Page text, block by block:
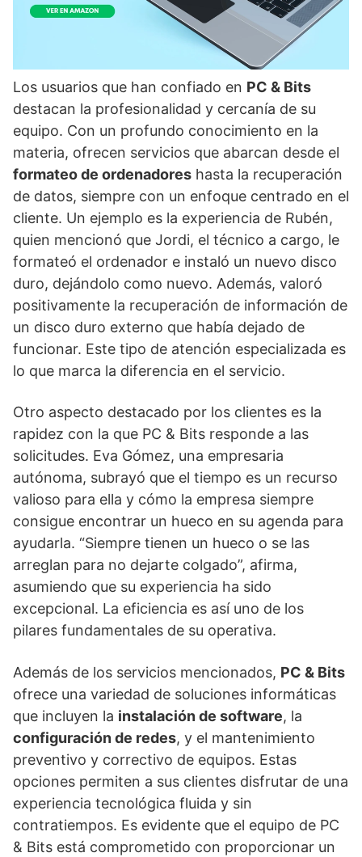
Los usuarios que han confiado en PC & Bits
destacan la profesionalidad y cercanía de su
equipo. Con un profundo conocimiento en la
materia, ofrecen servicios que abarcan desde el
formateo de ordenadores hasta la recuperación
de datos, siempre con un enfoque centrado en el
cliente. Un ejemplo es la experiencia de Rubén,
quien mencionó que Jordi, el técnico a cargo, le
formateó el ordenador e instaló un nuevo disco
duro, dejándolo como nuevo. Además, valoró
positivamente la recuperación de información de
un disco duro externo que había dejado de
funcionar. Este tipo de atención especializada es
lo que marca la diferencia en el servicio.
Otro aspecto destacado por los clientes es la
rapidez con la que PC & Bits responde a las
solicitudes. Eva Gómez, una empresaria
autónoma, subrayó que el tiempo es un recurso
valioso para ella y cómo la empresa siempre
consigue encontrar un hueco en su agenda para
ayudarla. “Siempre tienen un hueco o se las
arreglan para no dejarte colgado”, afirma,
asumiendo que su experiencia ha sido
excepcional. La eficiencia es así uno de los
pilares fundamentales de su operativa.
Además de los servicios mencionados, PC & Bits
ofrece una variedad de soluciones informáticas
que incluyen la instalación de software, la
configuración de redes, y el mantenimiento
preventivo y correctivo de equipos. Estas
opciones permiten a sus clientes disfrutar de una
experiencia tecnológica fluida y sin
contratiempos. Es evidente que el equipo de PC
& Bits está comprometido con proporcionar un